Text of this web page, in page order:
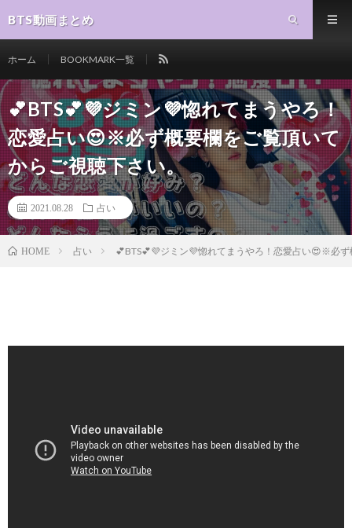
BTS動画まとめ
ホーム BOOKMARK一覧
💕BTS💕💜ジミン💜惚れてまうやろ！
恋愛占い😍※必ず概要欄をご覧頂いて
からご視聴下さい。
2021.08.28 占い
HOME 占い 💕BTS💕💜ジミン💜惚れてまうやろ！恋愛占い😍※必